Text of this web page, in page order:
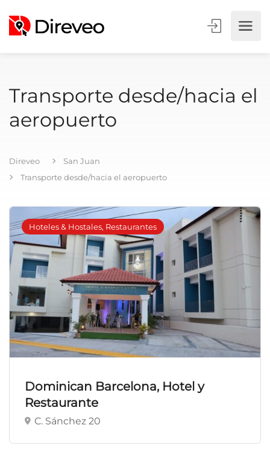
Transporte desde/hacia el
aeropuerto
Direveo
San Juan
Transporte desde/hacia el aeropuerto
Hoteles & Hostales, Restaurantes
Dominican Barcelona, Hotel y
Restaurante
C. Sánchez 20